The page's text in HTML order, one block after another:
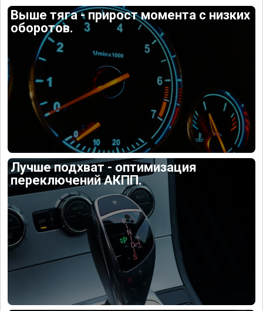
Выше тяга - прирост момента с низких
оборотов.
Лучше подхват - оптимизация
переключений АКПП.